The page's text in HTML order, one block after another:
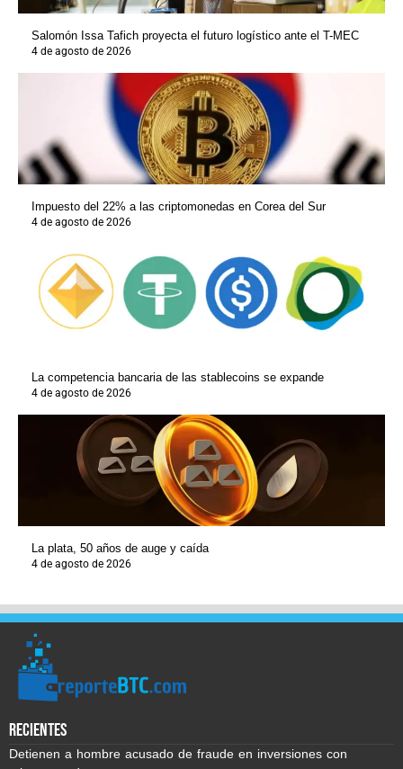
Salomón Issa Tafich proyecta el futuro logístico ante el T-MEC
4 de agosto de 2026
Impuesto del 22% a las criptomonedas en Corea del Sur
4 de agosto de 2026
La competencia bancaria de las stablecoins se expande
4 de agosto de 2026
La plata, 50 años de auge y caída
4 de agosto de 2026
recientes
Detienen a hombre acusado de fraude en inversiones con